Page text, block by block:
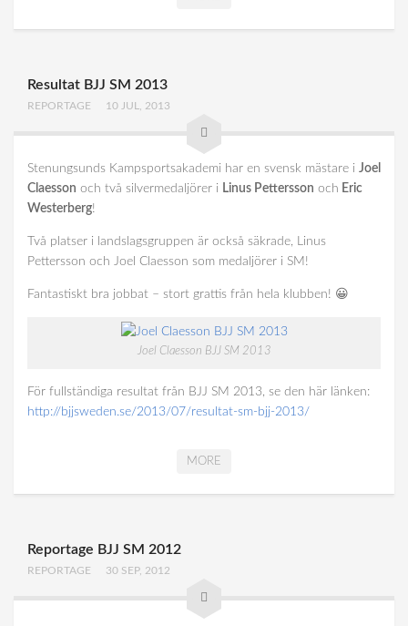
Resultat BJJ SM 2013
REPORTAGE 10 JUL, 2013
Stenungsunds Kampsportsakademi har en svensk mästare i Joel
Claesson och två silvermedaljörer i Linus Pettersson och Eric
Westerberg!
Två platser i landslagsgruppen är också säkrade, Linus
Pettersson och Joel Claesson som medaljörer i SM!
Fantastiskt bra jobbat – stort grattis från hela klubben! 😀
Joel Claesson BJJ SM 2013
För fullständiga resultat från BJJ SM 2013, se den här länken:
http://bjjsweden.se/2013/07/resultat-sm-bjj-2013/
MORE
Reportage BJJ SM 2012
REPORTAGE 30 SEP, 2012